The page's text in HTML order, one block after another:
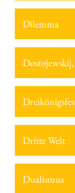
Dilemma
Dritte Welt
Dualismus